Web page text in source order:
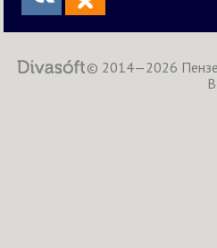
© 2014—2026